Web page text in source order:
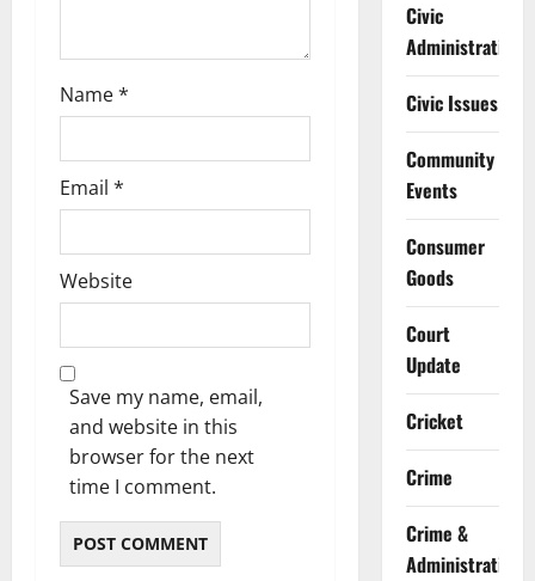
Name*
Email *
Website
Save my name, email,
and website in this
browser for the next
time I comment.
Civic
Administration
Civic Issues
Community
Events
Consumer
Goods
Court
Update
Cricket
Crime
Crime &
Administration